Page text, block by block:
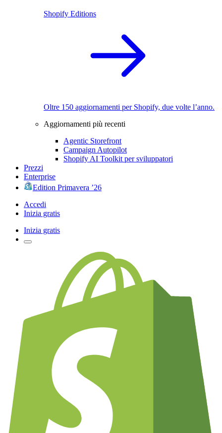
Shopify Editions
Oltre 150 aggiornamenti per Shopify, due volte l’anno.
Aggiornamenti più recenti
Agentic Storefront
Campaign Autopilot
Shopify AI Toolkit per sviluppatori
Prezzi
Enterprise
Edition Primavera ’26
Accedi
Inizia gratis
Inizia gratis